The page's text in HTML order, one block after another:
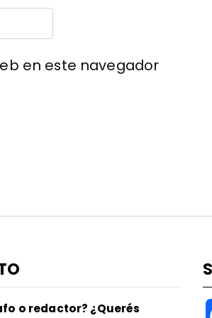
en este navegador
o redactor? ¿Querés